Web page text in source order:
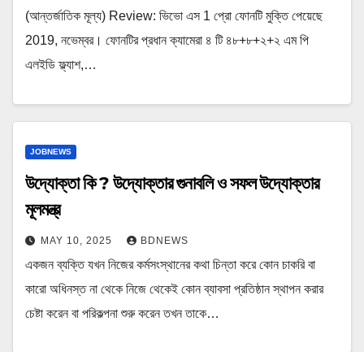
(আন্তর্জাতিক মূল্য) Review: ভিভো এস 1 প্রো ফোনটি মুক্তি পেয়েছে
2019, নভেম্বর। ফোনটির প্রধান ক্যামেরা ৪ টি ৪৮+৮+২+২ এম পি
এলইডি ফ্ল্যাশ,…
JOBNEWS
উদ্যোক্তা কি ? উদ্যোক্তার গুনাবলি ও সফল উদ্যোক্তার
মূলমন্ত্র
MAY 10, 2025 BDNEWS
একজন ব্যক্তি যখন নিজের কর্মসংস্থানের কথা চিন্তা করে কোন চাকরি বা
কারো অধিনস্ত না থেকে নিজে থেকেই কোন ব্যাবসা প্রতিষ্ঠান স্থাপন করার
চেষ্টা করেন বা পরিকল্পনা শুরু করেন তখন তাকে…